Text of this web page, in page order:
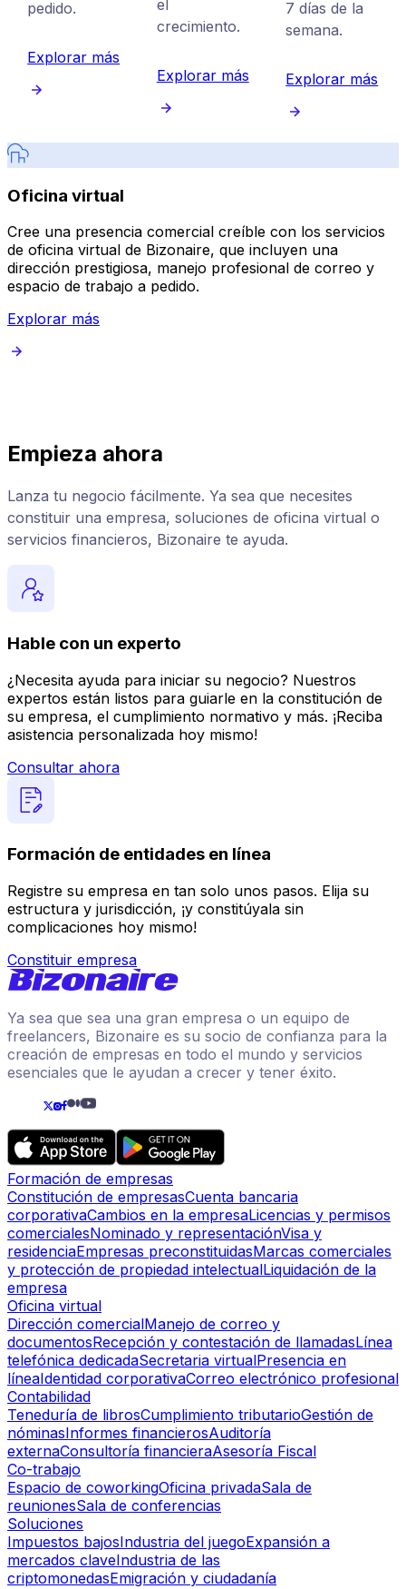
pedido.
Explorar más
el
crecimiento.
Explorar más
7 días de la
semana.
Explorar más
Oficina virtual
Cree una presencia comercial creíble con los servicios
de oficina virtual de Bizonaire, que incluyen una
dirección prestigiosa, manejo profesional de correo y
espacio de trabajo a pedido.
Explorar más
Empieza ahora
Lanza tu negocio fácilmente. Ya sea que necesites
constituir una empresa, soluciones de oficina virtual o
servicios financieros, Bizonaire te ayuda.
Hable con un experto
¿Necesita ayuda para iniciar su negocio? Nuestros
expertos están listos para guiarle en la constitución de
su empresa, el cumplimiento normativo y más. ¡Reciba
asistencia personalizada hoy mismo!
Consultar ahora
Formación de entidades en línea
Registre su empresa en tan solo unos pasos. Elija su
estructura y jurisdicción, ¡y constitúyala sin
complicaciones hoy mismo!
Constituir empresa
Ya sea que sea una gran empresa o un equipo de
freelancers, Bizonaire es su socio de confianza para la
creación de empresas en todo el mundo y servicios
esenciales que le ayudan a crecer y tener éxito.
Formación de empresas
Constitución de empresasCuenta bancaria
corporativaCambios en la empresaLicencias y permisos
comercialesNominado y representaciónVisa y
residenciaEmpresas preconstituidasMarcas comerciales
y protección de propiedad intelectualLiquidación de la
empresa
Oficina virtual
Dirección comercialManejo de correo y
documentosRecepción y contestación de llamadasLínea
telefónica dedicadaSecretaria virtualPresencia en
líneaIdentidad corporativaCorreo electrónico profesional
Contabilidad
Teneduría de librosCumplimiento tributarioGestión de
nóminasInformes financierosAuditoría
externaConsultoría financieraAsesoría Fiscal
Co-trabajo
Espacio de coworkingOficina privadaSala de
reunionesSala de conferencias
Soluciones
Impuestos bajosIndustria del juegoExpansión a
mercados claveIndustria de las
criptomonedasEmigración y ciudadanía